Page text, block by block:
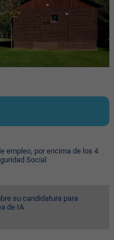
empleo, por encima de los 4
Social
su candidatura para
de IA